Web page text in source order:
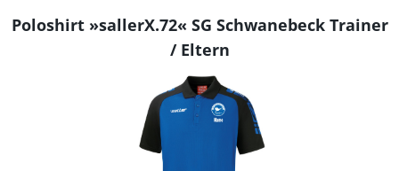
Poloshirt »sallerX.72« SG Schwanebeck Trainer
/ Eltern